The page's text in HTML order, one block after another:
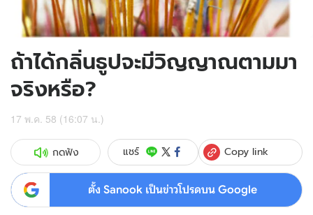
ถ้าได้กลิ่นธูปจะมีวิญญาณตามมา
จริงหรือ?
17 พ.ค. 58 (16:07 น.)
กดฟัง แชร์ Copy link
ตั้ง Sanook เป็นข่าวโปรดบน Google